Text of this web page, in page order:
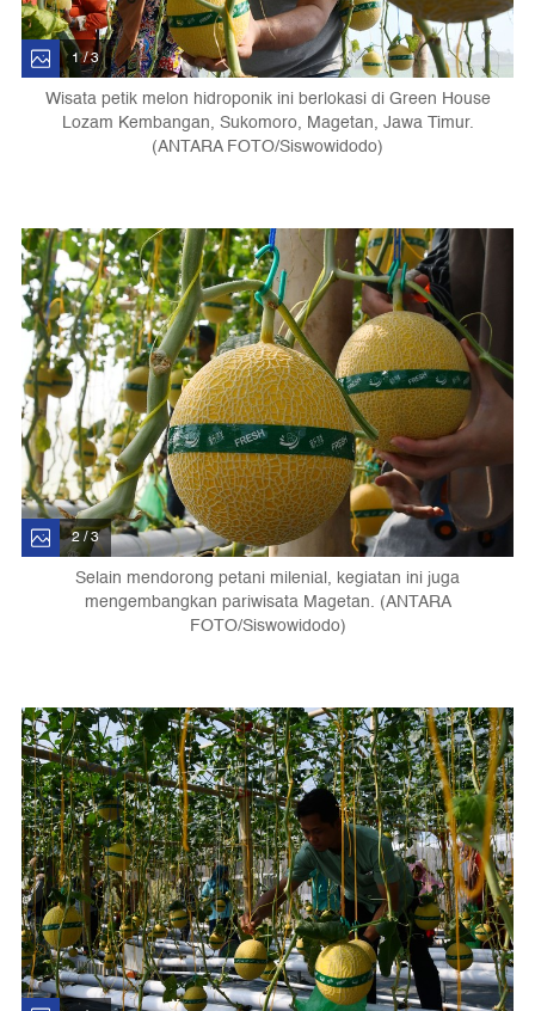
1 / 3
Wisata petik melon hidroponik ini berlokasi di Green House
Lozam Kembangan, Sukomoro, Magetan, Jawa Timur.
(ANTARA FOTO/Siswowidodo)
2 / 3
Selain mendorong petani milenial, kegiatan ini juga
mengembangkan pariwisata Magetan. (ANTARA
FOTO/Siswowidodo)